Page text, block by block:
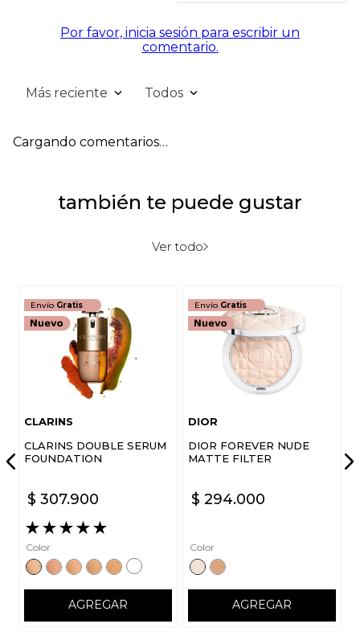
Por favor, inicia sesión para escribir un
comentario.
Más reciente Todos
Cargando comentarios…
también te puede gustar
Ver todo
Envío Gratis
CLARINS
CLARINS DOUBLE SERUM
FOUNDATION
$ 307.900
★★★★★
Color
AGREGAR
Envío Gratis
DIOR
DIOR FOREVER NUDE
MATTE FILTER
$ 294.000
Color
AGREGAR